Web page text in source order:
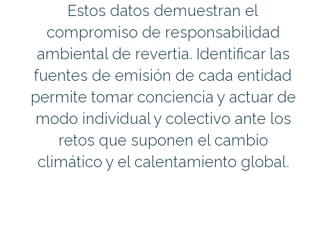
Estos datos demuestran el
compromiso de responsabilidad
ambiental de revertia. Identificar las
fuentes de emisión de cada entidad
permite tomar conciencia y actuar de
modo individual y colectivo ante los
retos que suponen el cambio
climático y el calentamiento global.